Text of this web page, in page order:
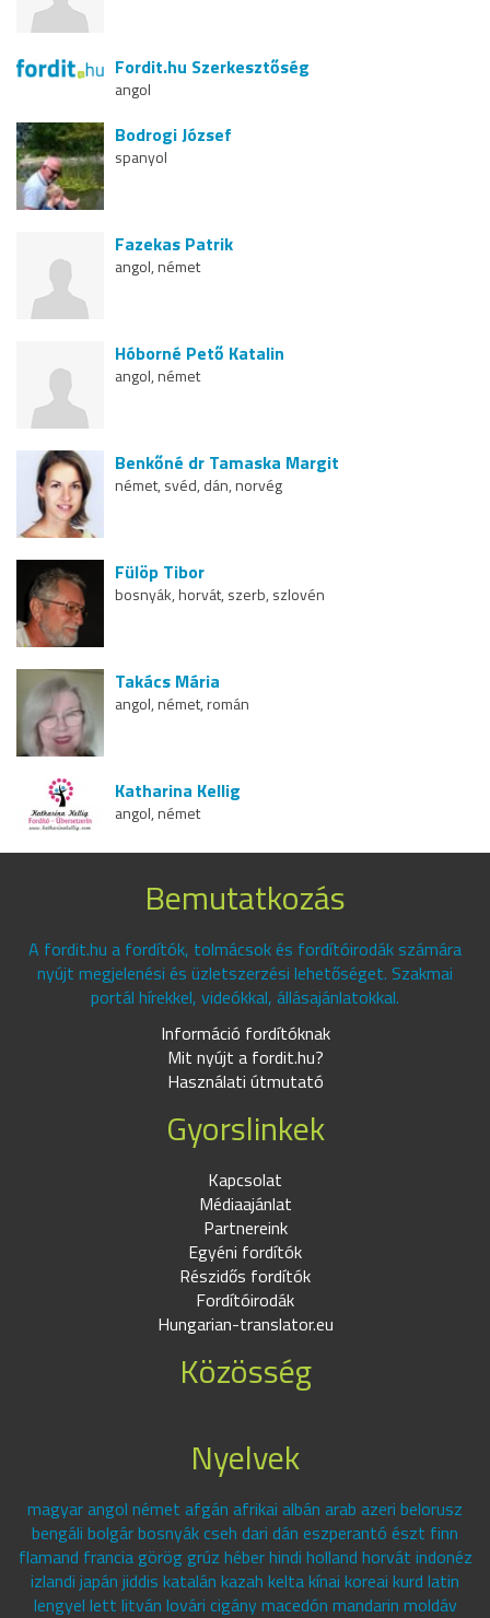
Fordit.hu Szerkesztőség
angol
Bodrogi József
spanyol
Fazekas Patrik
angol, német
Hóborné Pető Katalin
angol, német
Benkőné dr Tamaska Margit
német, svéd, dán, norvég
Fülöp Tibor
bosnyák, horvát, szerb, szlovén
Takács Mária
angol, német, román
Katharina Kellig
angol, német
Bemutatkozás
A fordit.hu a fordítók, tolmácsok és fordítóirodák számára
nyújt megjelenési és üzletszerzési lehetőséget. Szakmai
portál hírekkel, videókkal, állásajánlatokkal.
Információ fordítóknak
Mit nyújt a fordit.hu?
Használati útmutató
Gyorslinkek
Kapcsolat
Médiaajánlat
Partnereink
Egyéni fordítók
Részidős fordítók
Fordítóirodák
Hungarian-translator.eu
Közösség
Nyelvek
magyar angol német afgán afrikai albán arab azeri belorusz
bengáli bolgár bosnyák cseh dari dán eszperantó észt finn
flamand francia görög grúz héber hindi holland horvát indonéz
izlandi japán jiddis katalán kazah kelta kínai koreai kurd latin
lengyel lett litván lovári cigány macedón mandarin moldáv